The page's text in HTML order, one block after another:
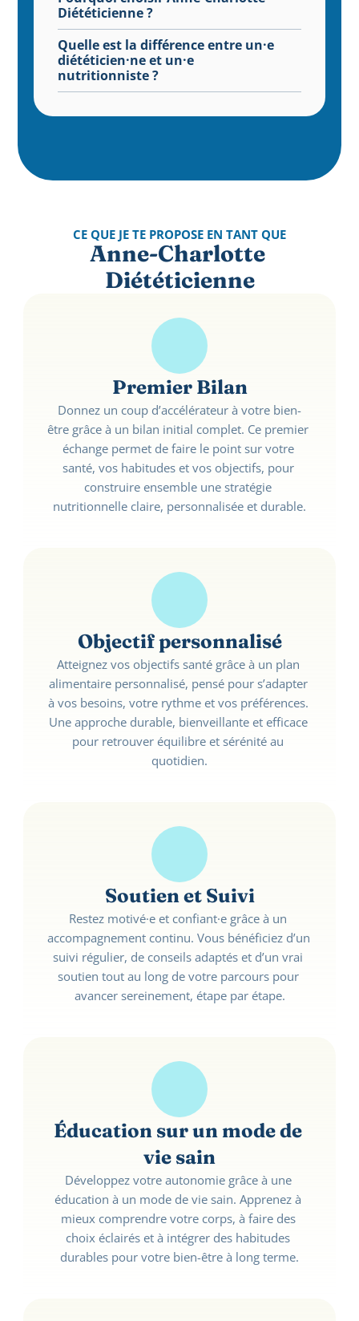
Diététicienne ?
Quelle est la différence entre un·e
diététicien·ne et un·e
nutritionniste ?
CE QUE JE TE PROPOSE EN TANT QUE
Anne-Charlotte
Diététicienne
Premier Bilan
Donnez un coup d’accélérateur à votre bien-
être grâce à un bilan initial complet. Ce premier
échange permet de faire le point sur votre
santé, vos habitudes et vos objectifs, pour
construire ensemble une stratégie
nutritionnelle claire, personnalisée et durable.
Objectif personnalisé
Atteignez vos objectifs santé grâce à un plan
alimentaire personnalisé, pensé pour s’adapter
à vos besoins, votre rythme et vos préférences.
Une approche durable, bienveillante et efficace
pour retrouver équilibre et sérénité au
quotidien.
Soutien et Suivi
Restez motivé·e et confiant·e grâce à un
accompagnement continu. Vous bénéficiez d’un
suivi régulier, de conseils adaptés et d’un vrai
soutien tout au long de votre parcours pour
avancer sereinement, étape par étape.
Éducation sur un mode de
vie sain
Développez votre autonomie grâce à une
éducation à un mode de vie sain. Apprenez à
mieux comprendre votre corps, à faire des
choix éclairés et à intégrer des habitudes
durables pour votre bien-être à long terme.